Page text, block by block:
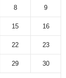
8 9
15 16
22 23
29 30